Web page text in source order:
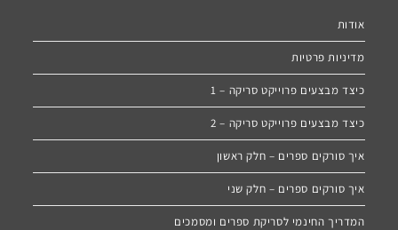
אודות
מדיניות פרטיות
כיצד מבצעים פרוייקט סריקה – 1
כיצד מבצעים פרוייקט סריקה – 2
איך סורקים ספרים – חלק ראשון
איך סורקים ספרים – חלק שני
המדריך החינמי לסריקת ספרים ומסמכים